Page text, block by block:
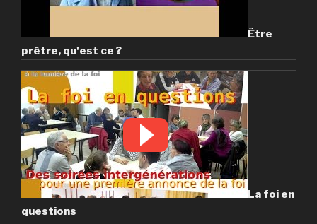
Être
prêtre, qu'est ce ?
La foi en
questions